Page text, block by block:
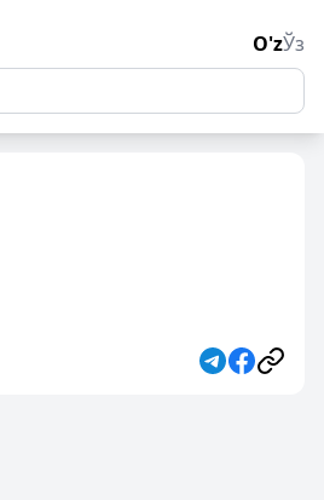
O'zЎз